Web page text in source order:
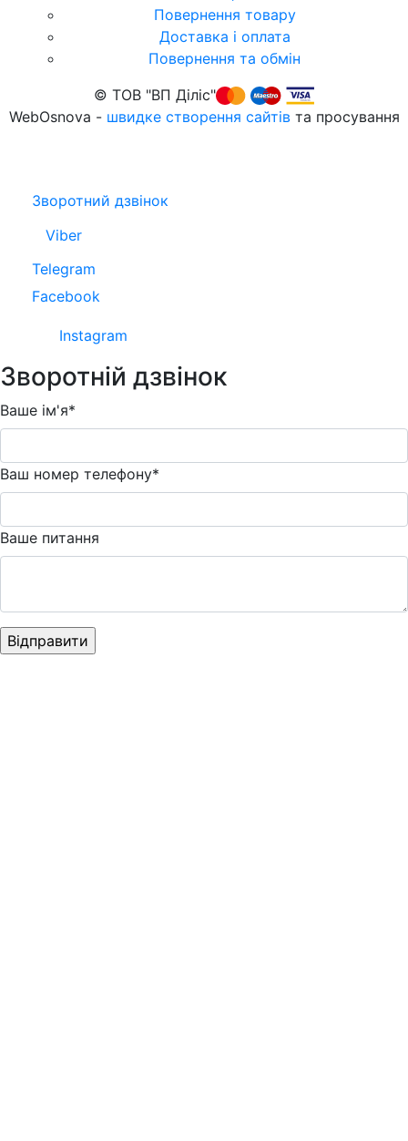
Повернення товару
Доставка і оплата
Повернення та обмiн
© TОB "ВП Діліс"
WebOsnova - швидке створення сайтівта просування
Зворотний дзвінок
Viber
Telegram
Facebook
Instagram
Зворотній дзвінок
Ваше ім'я*
Ваш номер телефону*
Ваше питання